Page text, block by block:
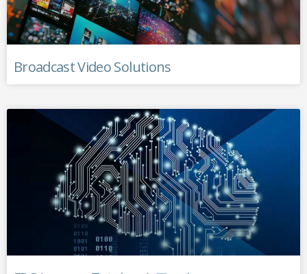
Broadcast Video Solutions